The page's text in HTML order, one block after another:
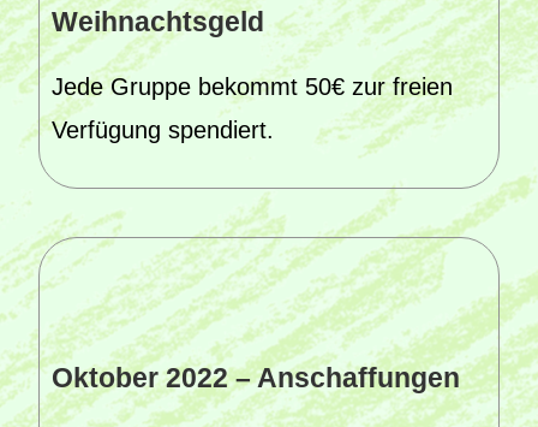
Weihnachtsgeld
Jede Gruppe bekommt 50€ zur freien
Verfügung spendiert.
Oktober 2022 – Anschaffungen